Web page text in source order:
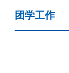
团学工作